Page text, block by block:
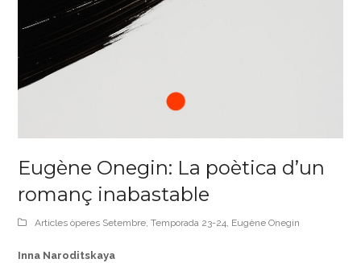
Eugène Onegin: La poètica d’un
romanç inabastable
Articles òperes Setembre,Temporada 23-24, Eugène Onegin
Inna Naroditskaya